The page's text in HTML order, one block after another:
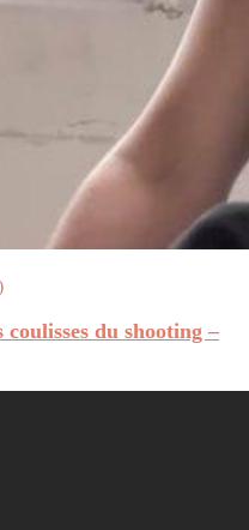
du shooting –